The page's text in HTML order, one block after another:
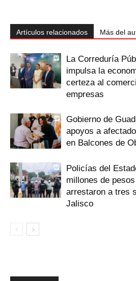
Artículos relacionados Más del
La Correduría
impulsa la
certeza al
empresas
Gobierno de
apoyos a
en Balcones de
Policías del
millones de
arrestaron a tres
Jalisco